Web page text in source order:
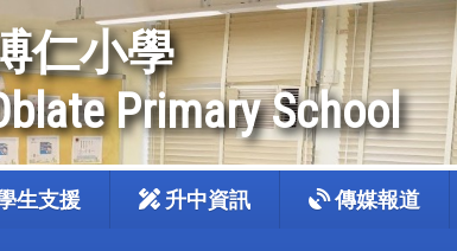
仁小學
Primary School
生支援 升中資訊 傳媒報道